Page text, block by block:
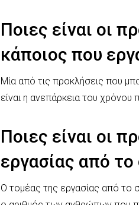
Ποιες είναι οι
κάποιος που
Μία από τις προκλήσεις που
είναι η ανεπάρκεια του
Ποιες είναι οι
εργασίας από
Ο τομέας της εργασίας από το